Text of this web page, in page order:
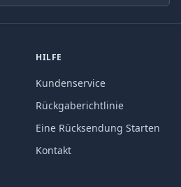
HILFE
Kundenservice
Rückgaberichtlinie
Eine Rücksendung Starten
Kontakt